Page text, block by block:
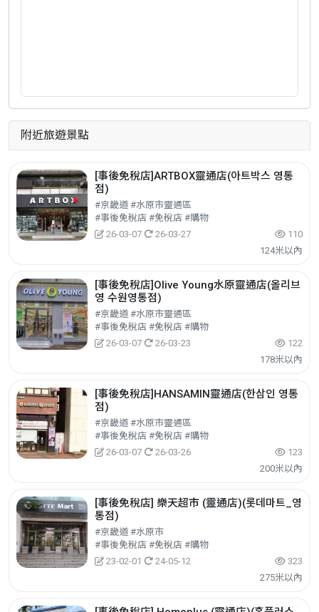
附近旅遊景點
[事後免稅店]ARTBOX靈通店(아트박스 영통
점)
#京畿道 #水原市靈通區
#事後免稅店 #免稅店 #購物
26-03-07
26-03-27
110
124米以內
[事後免稅店]Olive Young水原靈通店(올리브
영 수원영통점)
#京畿道 #水原市靈通區
#事後免稅店 #免稅店 #購物
26-03-07
26-03-23
122
178米以內
[事後免稅店]HANSAMIN靈通店(한삼인 영통
점)
#京畿道 #水原市靈通區
#事後免稅店 #免稅店 #購物
26-03-07
26-03-26
123
200米以內
[事後免稅店] 樂天超市 (靈通店)(롯데마트_영
통점)
#京畿道 #水原市
#事後免稅店 #免稅店 #購物
23-02-01
24-05-12
323
275米以內